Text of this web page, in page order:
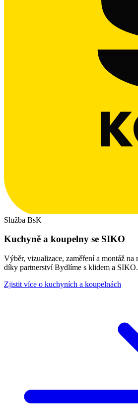
Služba BsK
Kuchyně a koupelny se SIKO
Výběr, vizualizace, zaměření a montáž na
díky partnerství Bydlíme s klidem a SIKO.
Zjistit více o kuchyních a koupelnách